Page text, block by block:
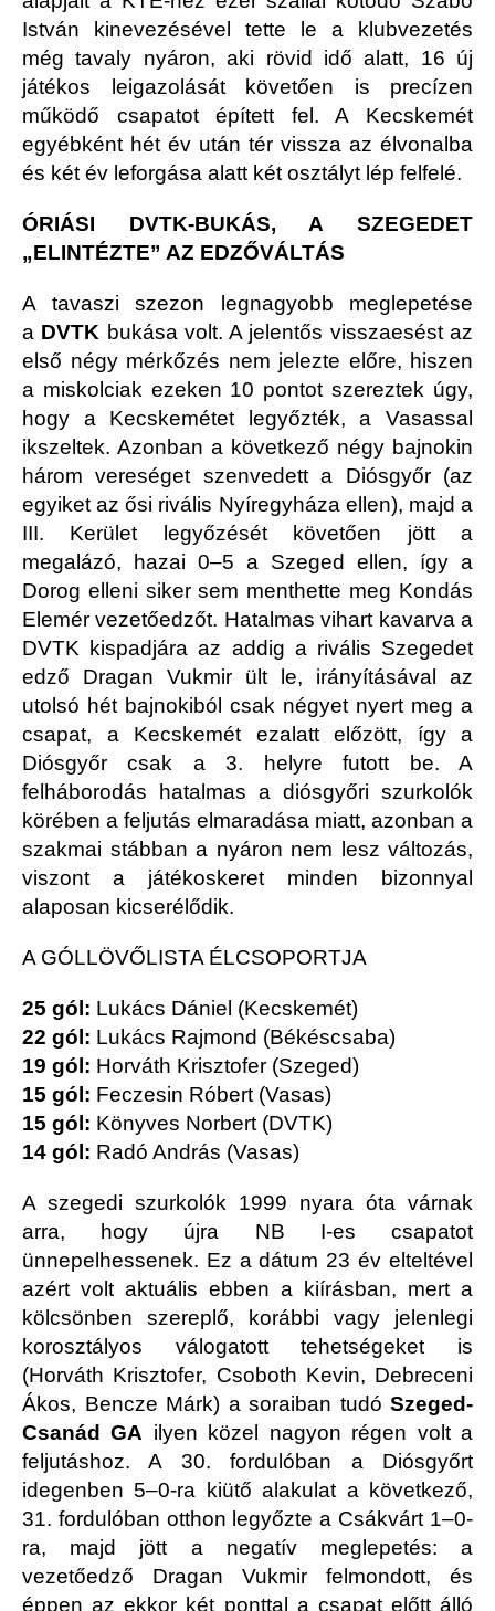
István kinevezésével tette le a klubvezetés
még tavaly nyáron, aki rövid idő alatt, 16 új
játékos leigazolását követően is precízen
működő csapatot épített fel. A Kecskemét
egyébként hét év után tér vissza az élvonalba
és két év leforgása alatt két osztályt lép felfelé.
ÓRIÁSI DVTK-BUKÁS, A SZEGEDET
„ELINTÉZTE” AZ EDZŐVÁLTÁS
A tavaszi szezon legnagyobb meglepetése
a DVTK bukása volt. A jelentős visszaesést az
első négy mérkőzés nem jelezte előre, hiszen
a miskolciak ezeken 10 pontot szereztek úgy,
hogy a Kecskemétet legyőzték, a Vasassal
ikszeltek. Azonban a következő négy bajnokin
három vereséget szenvedett a Diósgyőr (az
egyiket az ősi rivális Nyíregyháza ellen), majd a
III. Kerület legyőzését követően jött a
megalázó, hazai 0–5 a Szeged ellen, így a
Dorog elleni siker sem menthette meg Kondás
Elemér vezetőedzőt. Hatalmas vihart kavarva a
DVTK kispadjára az addig a rivális Szegedet
edző Dragan Vukmir ült le, irányításával az
utolsó hét bajnokiból csak négyet nyert meg a
csapat, a Kecskemét ezalatt előzött, így a
Diósgyőr csak a 3. helyre futott be. A
felháborodás hatalmas a diósgyőri szurkolók
körében a feljutás elmaradása miatt, azonban a
szakmai stábban a nyáron nem lesz változás,
viszont a játékoskeret minden bizonnyal
alaposan kicserélődik.
A GÓLLÖVŐLISTA ÉLCSOPORTJA
25 gól: Lukács Dániel (Kecskemét)
22 gól: Lukács Rajmond (Békéscsaba)
19 gól: Horváth Krisztofer (Szeged)
15 gól: Feczesin Róbert (Vasas)
15 gól: Könyves Norbert (DVTK)
14 gól: Radó András (Vasas)
A szegedi szurkolók 1999 nyara óta várnak
arra, hogy újra NB I-es csapatot
ünnepelhessenek. Ez a dátum 23 év elteltével
azért volt aktuális ebben a kiírásban, mert a
kölcsönben szereplő, korábbi vagy jelenlegi
korosztályos válogatott tehetségeket is
(Horváth Krisztofer, Csoboth Kevin, Debreceni
Ákos, Bencze Márk) a soraiban tudó Szeged-
Csanád GA ilyen közel nagyon régen volt a
feljutáshoz. A 30. fordulóban a Diósgyőrt
idegenben 5–0-ra kiütő alakulat a következő,
31. fordulóban otthon legyőzte a Csákvárt 1–0-
ra, majd jött a negatív meglepetés: a
vezetőedző Dragan Vukmir felmondott, és
éppen az ekkor két ponttal a csapat előtt álló